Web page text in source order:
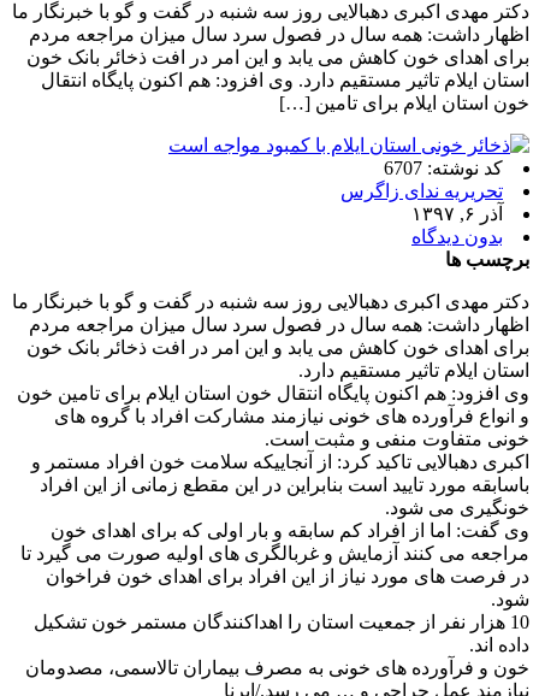
دکتر مهدی اکبری دهبالایی روز سه شنبه در گفت و گو با خبرنگار ما
اظهار داشت: همه سال در فصول سرد سال میزان مراجعه مردم
برای اهدای خون کاهش می یابد و این امر در افت ذخائر بانک خون
استان ایلام تاثیر مستقیم دارد. وی افزود: هم اکنون پایگاه انتقال
خون استان ایلام برای تامین […]
کد نوشته: 6707
تحریریه ندای زاگرس
آذر ۶, ۱۳۹۷
بدون دیدگاه
برچسب ها
دکتر مهدی اکبری دهبالایی روز سه شنبه در گفت و گو با خبرنگار ما
اظهار داشت: همه سال در فصول سرد سال میزان مراجعه مردم
برای اهدای خون کاهش می یابد و این امر در افت ذخائر بانک خون
استان ایلام تاثیر مستقیم دارد.
وی افزود: هم اکنون پایگاه انتقال خون استان ایلام برای تامین خون
و انواع فرآورده های خونی نیازمند مشارکت افراد با گروه های
خونی متفاوت منفی و مثبت است.
اکبری دهبالایی تاکید کرد: از آنجاییکه سلامت خون افراد مستمر و
باسابقه مورد تایید است بنابراین در این مقطع زمانی از این افراد
خونگیری می شود.
وی گفت: اما از افراد کم سابقه و بار اولی که برای اهدای خون
مراجعه می کنند آزمایش و غربالگری های اولیه صورت می گیرد تا
در فرصت های مورد نیاز از این افراد برای اهدای خون فراخوان
شود.
10 هزار نفر از جمعیت استان را اهداکنندگان مستمر خون تشکیل
داده اند.
خون و فرآورده های خونی به مصرف بیماران تالاسمی، مصدومان
نیازمند عمل جراحی و … می رسد./ایرنا